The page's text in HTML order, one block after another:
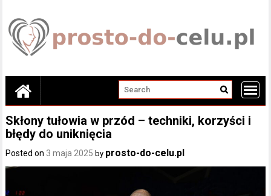
content
Skłony tułowia w przód – techniki, korzyści i
błędy do uniknięcia
Posted on 3 maja 2025 by prosto-do-celu.pl